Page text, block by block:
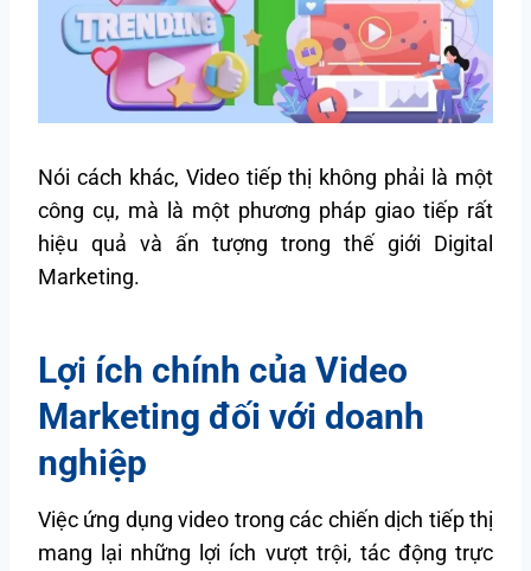
Nói cách khác, Video tiếp thị không phải là một
công cụ, mà là một phương pháp giao tiếp rất
hiệu quả và ấn tượng trong thế giới Digital
Marketing.
Lợi ích chính của Video
Marketing đối với doanh
nghiệp
Việc ứng dụng video trong các chiến dịch tiếp thị
mang lại những lợi ích vượt trội, tác động trực